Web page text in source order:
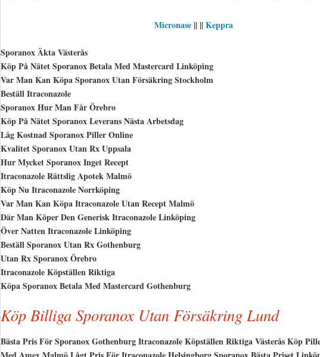
Micronase|| ||Keppra
Sporanox Äkta Västerås
Köp På Nätet Sporanox Betala Med Mastercard Linköping
Var Man Kan Köpa Sporanox Utan Försäkring Stockholm
Beställ Itraconazole
Sporanox Hur Man Får Örebro
Köp På Nätet Sporanox Leverans Nästa Arbetsdag
Låg Kostnad Sporanox Piller Online
Kvalitet Sporanox Utan Rx Uppsala
Hur Mycket Sporanox Inget Recept
Itraconazole Rättslig Apotek Malmö
Köp Nu Itraconazole Norrköping
Var Man Kan Köpa Itraconazole Utan Recept Malmö
Där Man Köper Den Generisk Itraconazole Linköping
Över Natten Itraconazole Linköping
Beställ Sporanox Utan Rx Gothenburg
Utan Rx Sporanox Örebro
Itraconazole Köpställen Riktiga
Köpa Sporanox Betala Med Mastercard Gothenburg
Köp Billiga Sporanox Utan Försäkring Lund
Bästa Pris För Sporanox Gothenburg Itraconazole Köpställen Riktiga Västerås Köp